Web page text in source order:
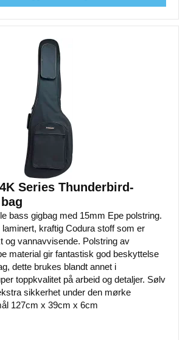
Series Thunderbird-
bass gigbag med 15mm Epe polstring.
kraftig Codura stoff som er
og vannavvisende. Polstring av
material gir fantastisk god beskyttelse
dette brukes blandt annet i
toppkvalitet på arbeid og detaljer. Sølv
sikkerhet under den mørke
127cm x 39cm x 6cm